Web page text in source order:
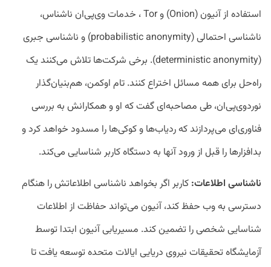
استفاده از آنیون (Onion) و Tor ، خدمات وی‌پی‌ان ناشناس،
ناشناسی احتمالی (probabilistic anonymity) و ناشناسی جبری
(deterministic anonymity). برخی شرکت‌ها تلاش می‌کنند یک
راه‌حل برای همه مسائل اختراع کنند. تام اوکمن، هم‌بنیان‌گذار
نوردوی‌پی‌ان، طی مصاحبه‌ای گفت که او و همکارانش به بررسی
فناوری‌ای می‌پردازند که ردیاب‌ها و کوکی‌ها را مسدود خواهد کرد و
بدافزارها را قبل از ورود آنها به دستگاه کاربر شناسایی می‌کند.
ناشناسی اطلاعات: کاربر اگر بخواهد ناشناسی اطلاعاتش را هنگام
دسترسی به وب حفظ کند، آنیون می‌تواند حفاظت از اطلاعات
شناسایی شخصی را تضمین کند. مسیریابی آنیون ابتدا توسط
آزمایشگاه تحقیقات نیروی دریایی ایالات‌ متحده توسعه یافت تا